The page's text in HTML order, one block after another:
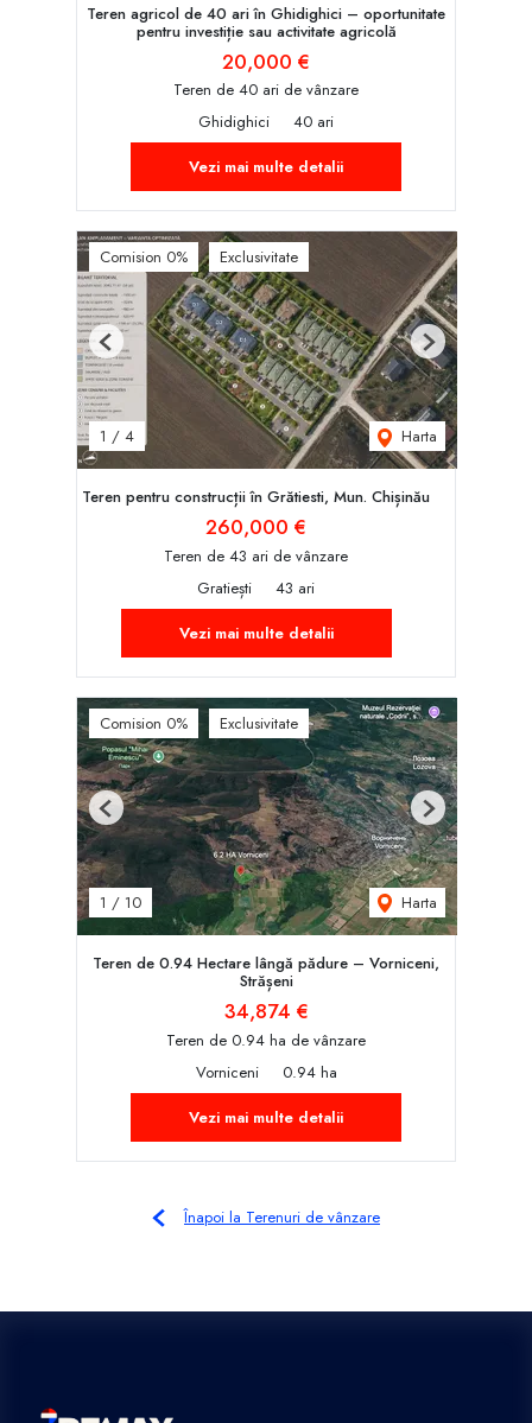
Teren agricol de 40 ari în Ghidighici – oportunitate
pentru investiție sau activitate agricolă
20,000 €
Teren de 40 ari de vânzare
Ghidighici
40 ari
Vezi mai multe detalii
Comision 0% Exclusivitate
1 / 4 Harta
Previous Next
Teren pentru construcții în Grătiesti, Mun. Chișinău
260,000 €
Teren de 43 ari de vânzare
Gratiești
43 ari
Vezi mai multe detalii
Comision 0% Exclusivitate
1 / 10 Harta
Previous Next
Teren de 0.94 Hectare lângă pădure – Vorniceni,
Strășeni
34,874 €
Teren de 0.94 ha de vânzare
Vorniceni
0.94 ha
Vezi mai multe detalii
Înapoi la Terenuri de vânzare